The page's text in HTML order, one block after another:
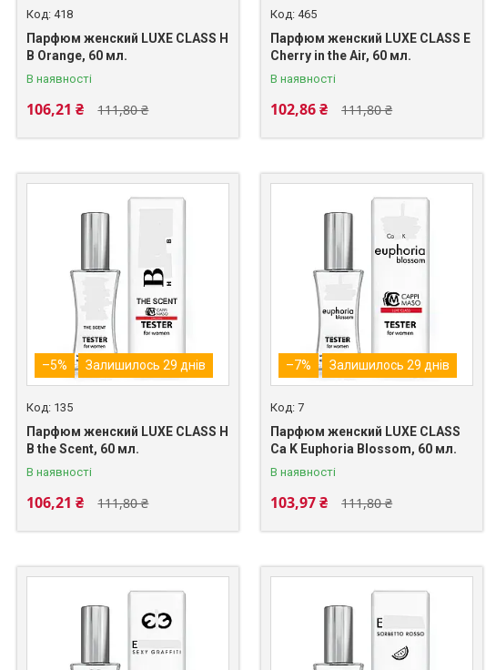
418
Парфюм женский LUXE CLASS H
B Orange, 60 мл.
В наявності
111,80 ₴
106,21 ₴
465
Парфюм женский LUXE CLASS E
Cherry in the Air, 60 мл.
В наявності
111,80 ₴
102,86 ₴
–5% Залишилось 29 днів
135
Парфюм женский LUXE CLASS H
B the Scent, 60 мл.
В наявності
111,80 ₴
106,21 ₴
–7% Залишилось 29 днів
7
Парфюм женский LUXE CLASS
Ca K Euphoria Blossom, 60 мл.
В наявності
111,80 ₴
103,97 ₴